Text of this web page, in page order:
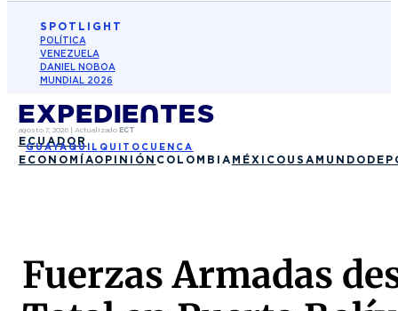
SPOTLIGHT
POLÍTICA
VENEZUELA
DANIEL NOBOA
MUNDIAL 2026
agosto 7, 2026| Actualizado ECT
ECUADOR
GUAYAQUIL QUITO CUENCA
ECONOMÍAOPINIÓN COLOMBIA MÉXICO USA MUNDO
Fuerzas Armadas